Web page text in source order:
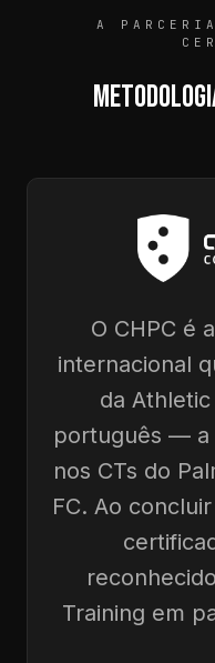
A
O CHPC é
internacional
da
português — a
nos CTs do
FC. Ao
Training em